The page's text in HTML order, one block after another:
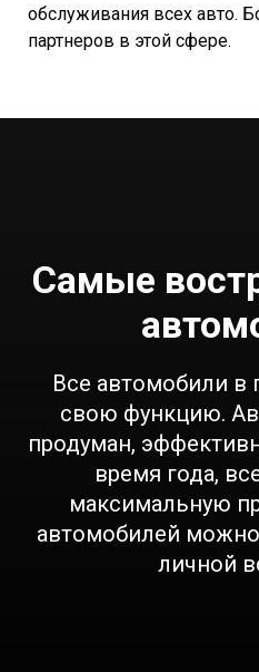
обслуживания всех авто.
партнеров в этой сфере.
Самые
Все автомобили
свою функцию.
продуман,
время года,
максимальную
автомобилей
личной